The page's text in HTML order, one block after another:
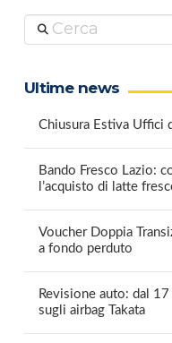
Cerca
Ultime news
Chiusura Estiva Uffici
Bando Fresco Lazio:
l’acquisto di latte
Voucher Doppia
a fondo perduto
Revisione auto: dal
sugli airbag Takata